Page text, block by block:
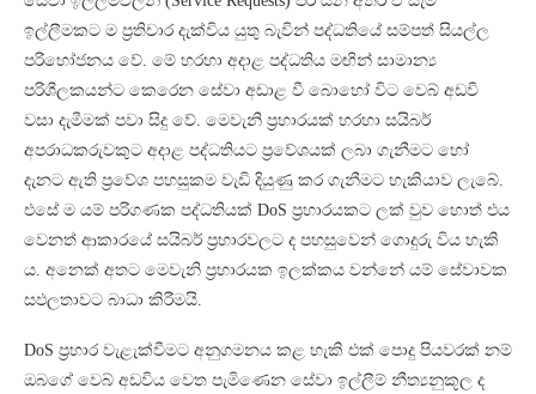
ඉල්ලීමකට ම ප්‍රතිචාර දැක්විය යුතු බැවින් පද්ධතියේ සම්පත් සියල්ල
පරිභෝජනය වේ. මේ හරහා අදාළ පද්ධතිය මඟින් සාමාන්‍ය
පරිශීලකයන්ට කෙරෙන සේවා අඩාළ වී බොහෝ විට වෙබ් අඩවි
වසා දැමීමක් පවා සිදු වේ. මෙවැනි ප්‍රහාරයක් හරහා සයිබර්
අපරාධකරුවකුට අදාළ පද්ධතියට ප්‍රවේශයක් ලබා ගැනීමට හෝ
දැනට ඇති ප්‍රවේශ පහසුකම වැඩි දියුණු කර ගැනීමට හැකියාව ලැබේ.
එසේ ම යම් පරිගණක පද්ධතියක් DoS ප්‍රහාරයකට ලක් වුව හොත් එය
වෙනත් ආකාරයේ සයිබර් ප්‍රහාරවලට ද පහසුවෙන් ගොදුරු විය හැකි
ය. අනෙක් අතට මෙවැනි ප්‍රහාරයක ඉලක්කය වන්නේ යම් සේවාවක
සඵලතාවට බාධා කිරීමයි.
DoS ප්‍රහාර වැළැක්වීමට අනුගමනය කළ හැකි එක් පොදු පියවරක් නම්
ඔබගේ වෙබ් අඩවිය වෙත පැමිණෙන සේවා ඉල්ලීම් නීත්‍යනුකූල ද